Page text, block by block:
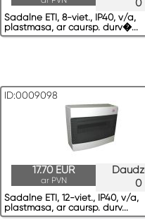
0
Sadalne ETI, 8-viet., IP40, v/a,
plastmasa, ar caursp. durv�...
ID:0009098
0
17.70 EUR
ar PVN
Sadalne ETI, 12-viet., IP40, v/a,
plastmasa, ar caursp. durv...